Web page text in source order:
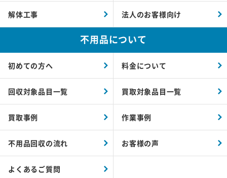
解体工事 法人のお客様向け
不用品について
初めての方へ 料金について
回収対象品目一覧 買取対象品目一覧
買取事例 作業事例
不用品回収の流れ お客様の声
よくあるご質問